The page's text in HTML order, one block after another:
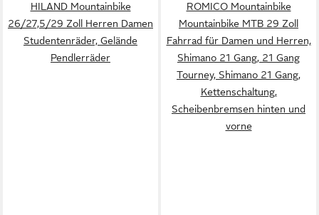
HILAND Mountainbike
26/27,5/29 Zoll Herren Damen
Studentenräder, Gelände
Pendlerräder
ROMICO Mountainbike
Mountainbike MTB 29 Zoll
Fahrrad für Damen und Herren,
Shimano 21 Gang, 21 Gang
Tourney, Shimano 21 Gang,
Kettenschaltung,
Scheibenbremsen hinten und
vorne